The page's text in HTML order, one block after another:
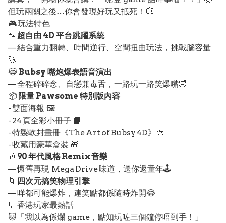
但玩兩關之後…你會發現好玩又抵死！💥
🎮 玩法特色
🐾 超自由 4D 平台跳躍系統
— 結合重力翻轉、時間逆行、空間扭曲玩法，挑戰腦容量
🚀
😹 Bubsy 嘴炮爆表語音演出
— 全程碎碎念、自戀兼毒舌，一路玩一路笑爆嘴🤣
📦 限量 Pawsome 特別版內容
- 雙面海報 🖼️
- 24 頁全彩小冊子 📘
- 特製軟封畫冊《The Art of Bubsy 4D》🎨
- 收藏用豪華盒裝 🎁
🎶 90 年代風格 Remix 音樂
— 懷舊再現 Mega Drive 味道，送你返童年🕹️
🌀 四次元搞笑物理引擎
— 咩都可能爆炸，連笑點都係隨時炸開😂
💬 香港玩家最熱話
🐱「我以為係爛 game，點知玩咗三個鐘停唔到手！」